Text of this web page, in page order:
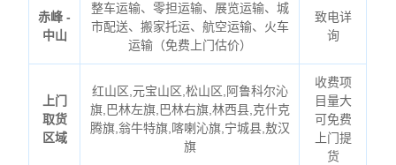
赤峰 -
中山
整车运输、零担运输、展览运输、城
市配送、搬家托运、航空运输、火车
运输（免费上门估价）
致电详
询
上门
取货
区域
红山区,元宝山区,松山区,阿鲁科尔沁
旗,巴林左旗,巴林右旗,林西县,克什克
腾旗,翁牛特旗,喀喇沁旗,宁城县,敖汉
旗
收费项
目量大
可免费
上门提
货